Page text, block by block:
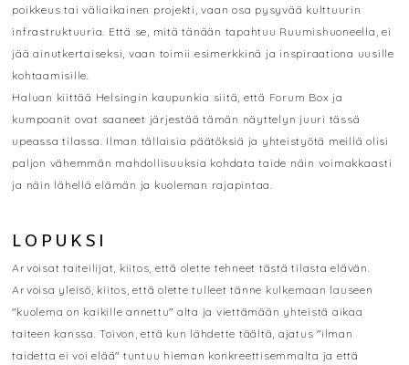
poikkeus tai väliaikainen projekti, vaan osa pysyvää kulttuurin
infrastruktuuria. Että se, mitä tänään tapahtuu Ruumishuoneella, ei
jää ainutkertaiseksi, vaan toimii esimerkkinä ja inspiraationa uusille
kohtaamisille.
Haluan kiittää Helsingin kaupunkia siitä, että Forum Box ja
kumpoanit ovat saaneet järjestää tämän näyttelyn juuri tässä
upeassa tilassa. Ilman tällaisia päätöksiä ja yhteistyötä meillä olisi
paljon vähemmän mahdollisuuksia kohdata taide näin voimakkaasti
ja näin lähellä elämän ja kuoleman rajapintaa.
LOPUKSI
Arvoisat taiteilijat, kiitos, että olette tehneet tästä tilasta elävän.
Arvoisa yleisö, kiitos, että olette tulleet tänne kulkemaan lauseen
"kuolema on kaikille annettu" alta ja viettämään yhteistä aikaa
taiteen kanssa. Toivon, että kun lähdette täältä, ajatus "ilman
taidetta ei voi elää" tuntuu hieman konkreettisemmalta ja että